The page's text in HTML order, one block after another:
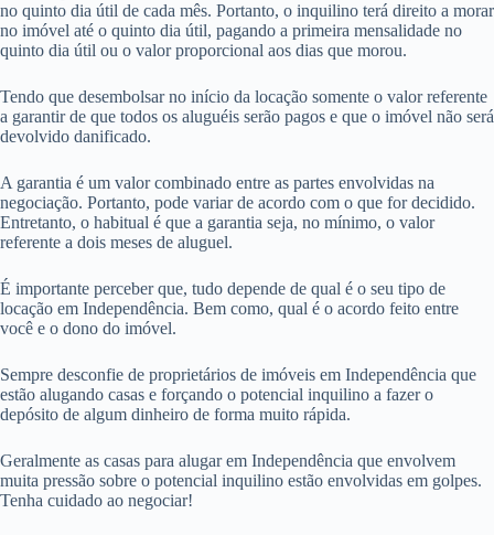
no quinto dia útil de cada mês. Portanto, o inquilino terá direito a morar
no imóvel até o quinto dia útil, pagando a primeira mensalidade no
quinto dia útil ou o valor proporcional aos dias que morou.
Tendo que desembolsar no início da locação somente o valor referente
a garantir de que todos os aluguéis serão pagos e que o imóvel não será
devolvido danificado.
A garantia é um valor combinado entre as partes envolvidas na
negociação. Portanto, pode variar de acordo com o que for decidido.
Entretanto, o habitual é que a garantia seja, no mínimo, o valor
referente a dois meses de aluguel.
É importante perceber que, tudo depende de qual é o seu tipo de
locação em Independência. Bem como, qual é o acordo feito entre
você e o dono do imóvel.
Sempre desconfie de proprietários de imóveis em Independência que
estão alugando casas e forçando o potencial inquilino a fazer o
depósito de algum dinheiro de forma muito rápida.
Geralmente as casas para alugar em Independência que envolvem
muita pressão sobre o potencial inquilino estão envolvidas em golpes.
Tenha cuidado ao negociar!